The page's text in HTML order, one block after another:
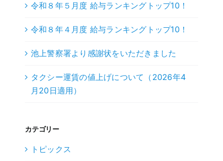
令和８年５月度 給与ランキングトップ10！
令和８年４月度 給与ランキングトップ10！
池上警察署より感謝状をいただきました
タクシー運賃の値上げについて（2026年4
月20日適用）
カテゴリー
トピックス